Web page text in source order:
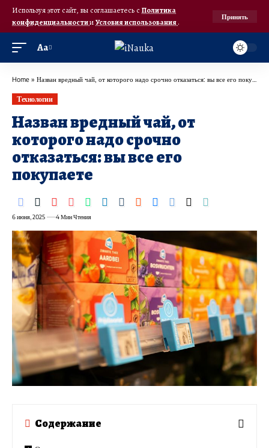
Используя этот сайт, вы соглашаетесь с Политика
конфиденциальностииУсловия использования.
Принять
Аа
Home » Назван вредный чай, от которого надо срочно отказаться: вы все его покупаете
Технологии
Назван вредный чай, от
которого надо срочно
отказаться: вы все его
покупаете
6 июня, 2025 4 Мин Чтения
Содержание